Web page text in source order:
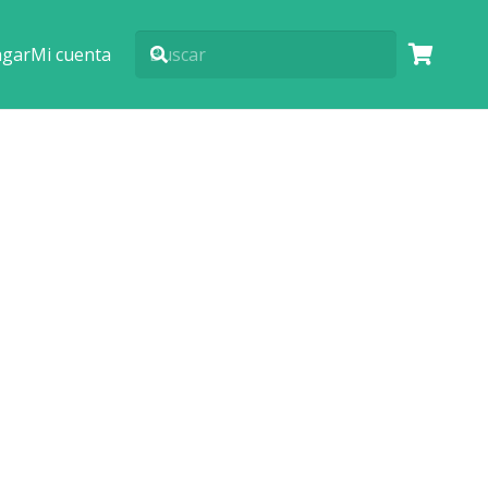
Mi cuenta